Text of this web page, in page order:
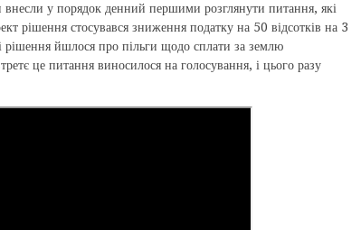
внесли у порядок денний першими розглянути питання, які
рішення стосувався зниження податку на 50 відсотків на 3
рішення йшлося про пільги щодо сплати за землю
це питання виносилося на голосування, і цього разу